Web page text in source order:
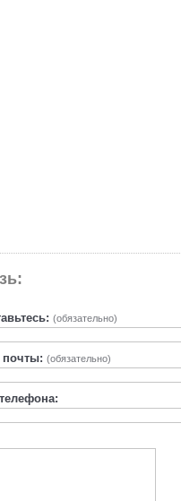
(обязательно)
почты: (обязательно)